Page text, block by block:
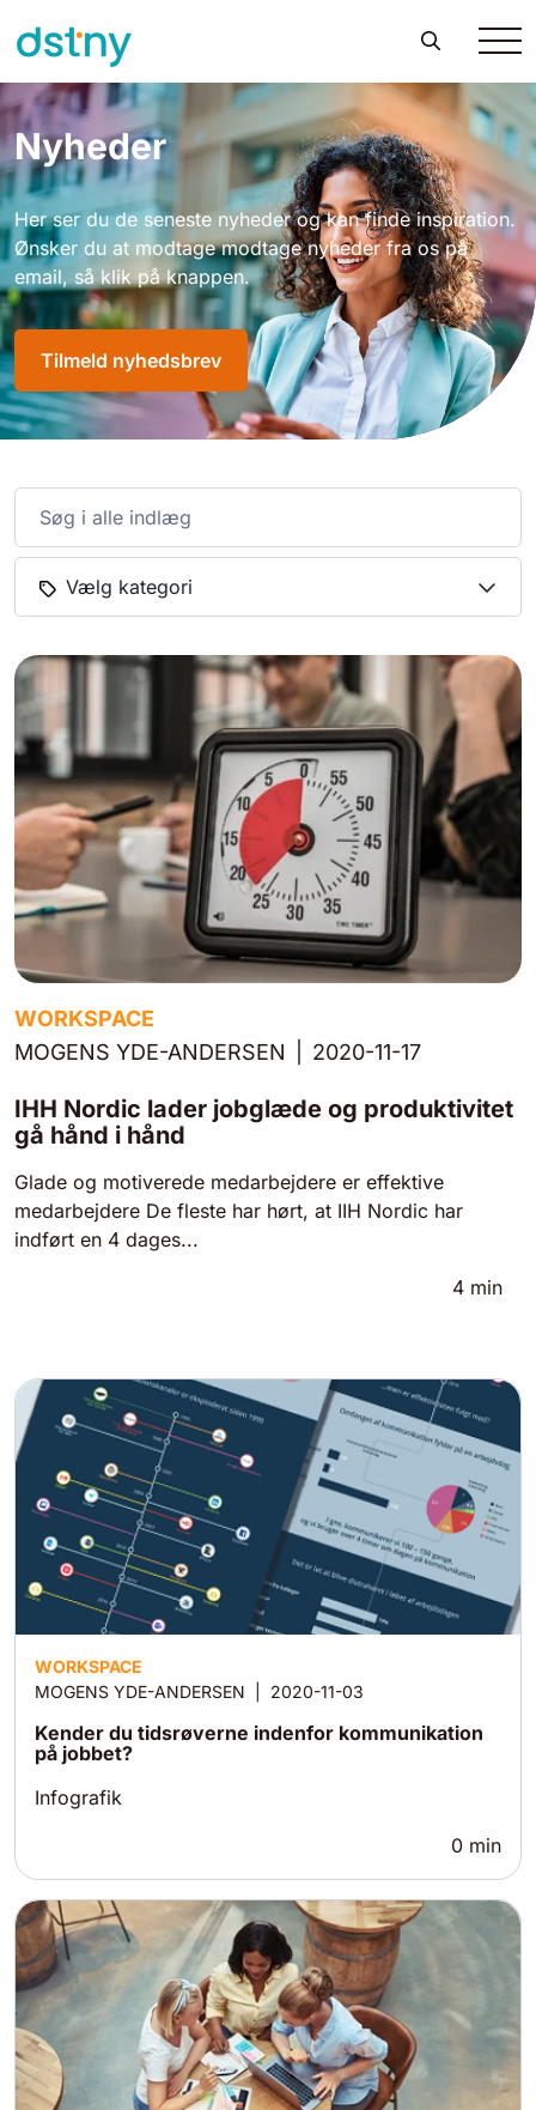
Nyheder
Her ser du de seneste nyheder og kan finde inspiration.
Ønsker du at modtage modtage nyheder fra os på
email, så klik på knappen.
Tilmeld nyhedsbrev
Vælg kategori
WORKSPACE
MOGENS YDE-ANDERSEN
2020-11-17
IHH Nordic lader jobglæde og produktivitet
gå hånd i hånd
Glade og motiverede medarbejdere er effektive
medarbejdere De fleste har hørt, at IIH Nordic har
indført en 4 dages...
4 min
WORKSPACE
MOGENS YDE-ANDERSEN
2020-11-03
Kender du tidsrøverne indenfor kommunikation
på jobbet?
Infografik
0 min